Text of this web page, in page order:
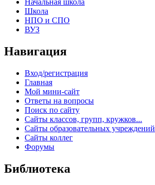
Начальная школа
Школа
НПО и СПО
ВУЗ
Навигация
Вход/регистрация
Главная
Мой мини-сайт
Ответы на вопросы
Поиск по сайту
Сайты классов, групп, кружков...
Сайты образовательных учреждений
Сайты коллег
Форумы
Библиотека